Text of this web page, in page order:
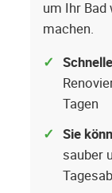
um Ihr Bad
machen.
Tagen
Sie
sauber